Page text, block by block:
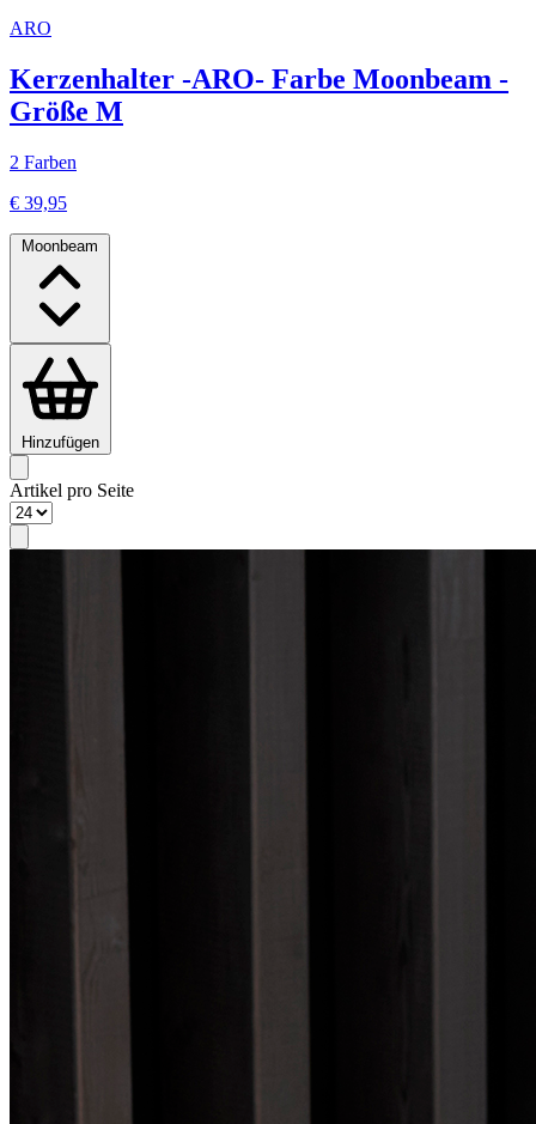
ARO
Kerzenhalter -ARO- Farbe Moonbeam -
Größe M
2 Farben
€ 39,95
Moonbeam
Hinzufügen
Artikel pro Seite